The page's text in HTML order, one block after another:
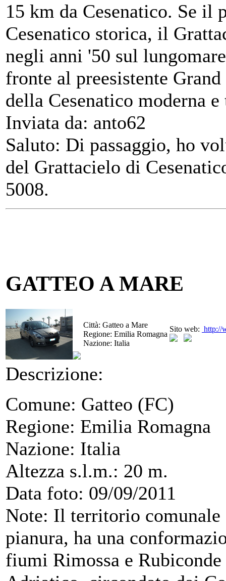
15 km da Cesenatico. Se il
Cesenatico storica, il
negli anni '50 sul
fronte al preesistente
della Cesenatico moderna
Inviata da: anto62
Saluto: Di passaggio, ho
del Grattacielo di
5008.
GATTEO A MARE
Città: Gatteo a Mare
Regione: Emilia Romagna
Nazione: Italia
Sito web: http://
Descrizione:
Comune: Gatteo (FC)
Regione: Emilia Romagna
Nazione: Italia
Altezza s.l.m.: 20 m.
Data foto: 09/09/2011
Note: Il territorio
pianura, ha una
fiumi Rimossa e